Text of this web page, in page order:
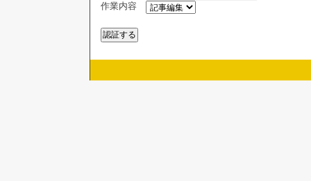
作業内容